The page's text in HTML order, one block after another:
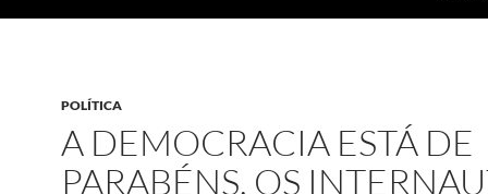
POLÍTICA
A DEMOCRACIA ESTÁ DE
PARABÉNS, OS